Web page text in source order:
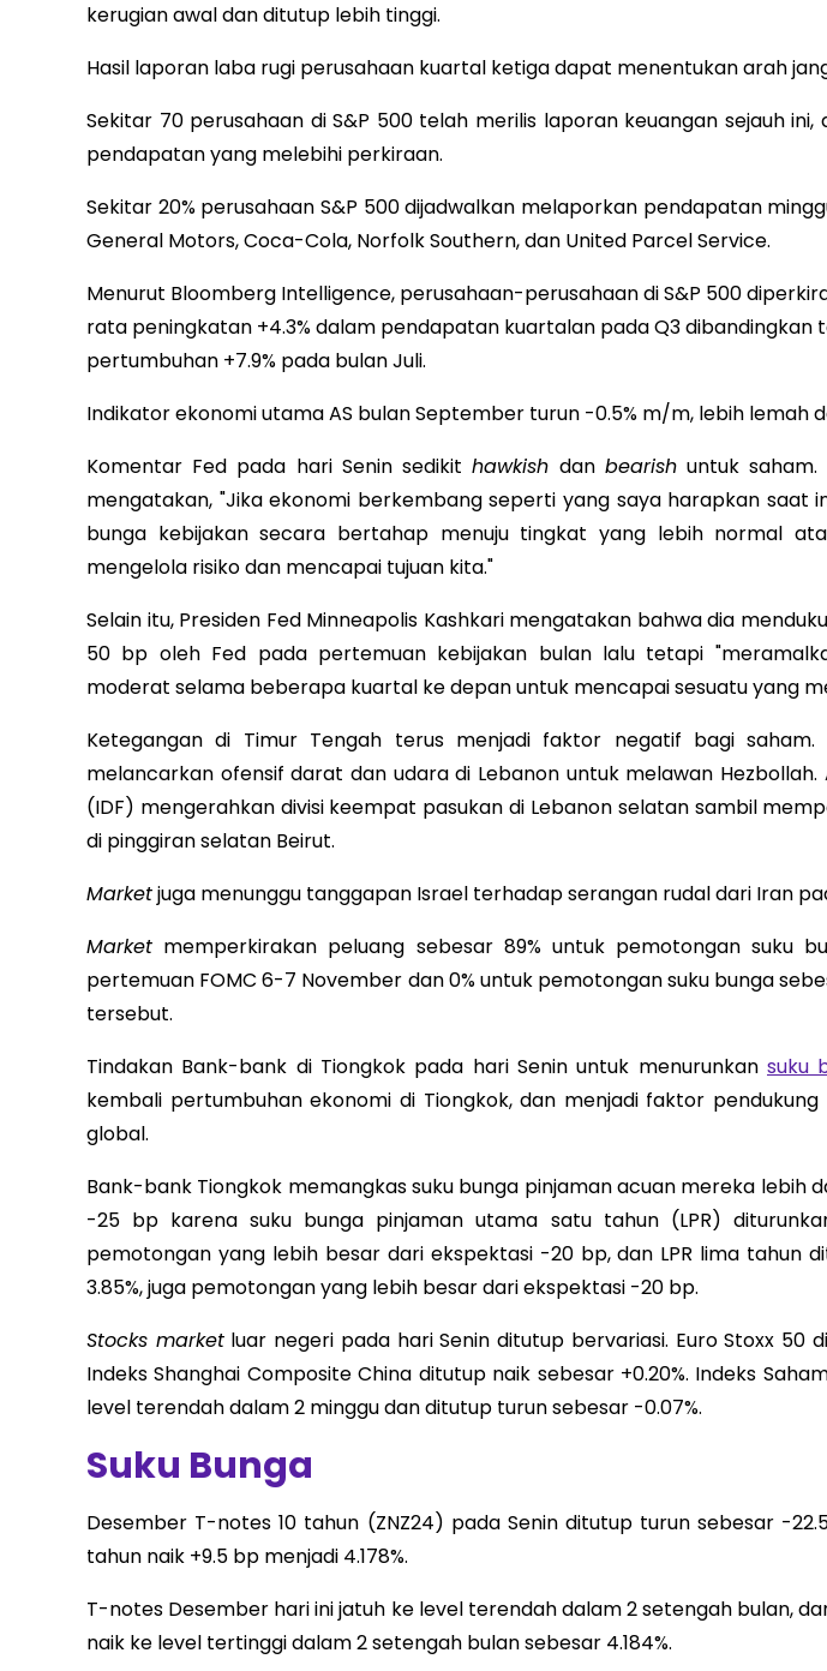
kerugian awal dan ditutup lebih tinggi.
Hasil laporan laba rugi perusahaan kuartal ketiga dapat menentukan arah
Sekitar 70 perusahaan di S&P 500 telah merilis laporan keuangan sejauh ini,
pendapatan yang melebihi perkiraan.
Sekitar 20% perusahaan S&P 500 dijadwalkan melaporkan pendapatan
General Motors, Coca-Cola, Norfolk Southern, dan United Parcel Service.
Menurut Bloomberg Intelligence, perusahaan-perusahaan di S&P 500
rata peningkatan +4.3% dalam pendapatan kuartalan pada Q3 dibandingkan
pertumbuhan +7.9% pada bulan Juli.
Indikator ekonomi utama AS bulan September turun -0.5% m/m, lebih lemah
Komentar Fed pada hari Senin sedikithawkish dan bearishuntuk saham.
mengatakan, "Jika ekonomi berkembang seperti yang saya harapkan saat
bunga kebijakan secara bertahap menuju tingkat yang lebih normal
mengelola risiko dan mencapai tujuan kita."
Selain itu, Presiden Fed Minneapolis Kashkari mengatakan bahwa dia
50 bp oleh Fed pada pertemuan kebijakan bulan lalu tetapi
moderat selama beberapa kuartal ke depan untuk mencapai sesuatu yang
Ketegangan di Timur Tengah terus menjadi faktor negatif bagi saham.
melancarkan ofensif darat dan udara di Lebanon untuk melawan
(IDF) mengerahkan divisi keempat pasukan di Lebanon selatan sambil
di pinggiran selatan Beirut.
Marketjuga menunggu tanggapan Israel terhadap serangan rudal dari Iran
Market memperkirakan peluang sebesar 89% untuk pemotongan suku
pertemuan FOMC 6-7 November dan 0% untuk pemotongan suku bunga
tersebut.
Tindakan Bank-bank di Tiongkok pada hari Senin untuk menurunkan suku
kembali pertumbuhan ekonomi di Tiongkok, dan menjadi faktor
global.
Bank-bank Tiongkok memangkas suku bunga pinjaman acuan mereka lebih
-25 bp karena suku bunga pinjaman utama satu tahun (LPR) diturunkan
pemotongan yang lebih besar dari ekspektasi -20 bp, dan LPR lima tahun
3.85%, juga pemotongan yang lebih besar dari ekspektasi -20 bp.
Stocks marketluar negeri pada hari Senin ditutup bervariasi. Euro Stoxx 50
Indeks Shanghai Composite China ditutup naik sebesar +0.20%. Indeks
level terendah dalam 2 minggu dan ditutup turun sebesar -0.07%.
Suku Bunga
Desember T-notes 10 tahun (ZNZ24) pada Senin ditutup turun sebesar -
tahun naik +9.5 bp menjadi 4.178%.
T-notes Desember hari ini jatuh ke level terendah dalam 2 setengah bulan,
naik ke level tertinggi dalam 2 setengah bulan sebesar 4.184%.